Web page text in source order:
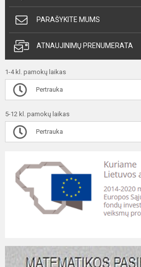
PARAŠYKITE MUMS
ATNAUJINIMŲ PRENUMERATA
1-4 kl. pamokų laikas
Pertrauka
5-12 kl. pamokų laikas
Pertrauka